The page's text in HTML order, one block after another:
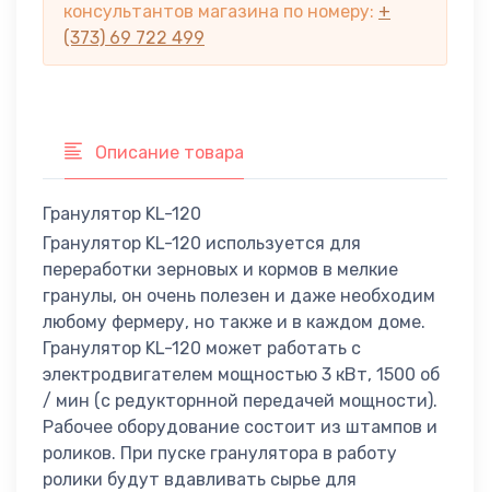
консультантов магазина по номеру: +
(373) 69 722 499
Описание товара
Гранулятор KL-120
Гранулятор KL-120 используется для
переработки зерновых и кормов в мелкие
гранулы, он очень полезен и даже необходим
любому фермеру, но также и в каждом доме.
Гранулятор KL-120 может работать с
электродвигателем мощностью 3 кВт, 1500 об
/ мин (с редукторнной передачей мощности).
Рабочее оборудование состоит из штампов и
роликов. При пуске гранулятора в работу
ролики будут вдавливать сырье для